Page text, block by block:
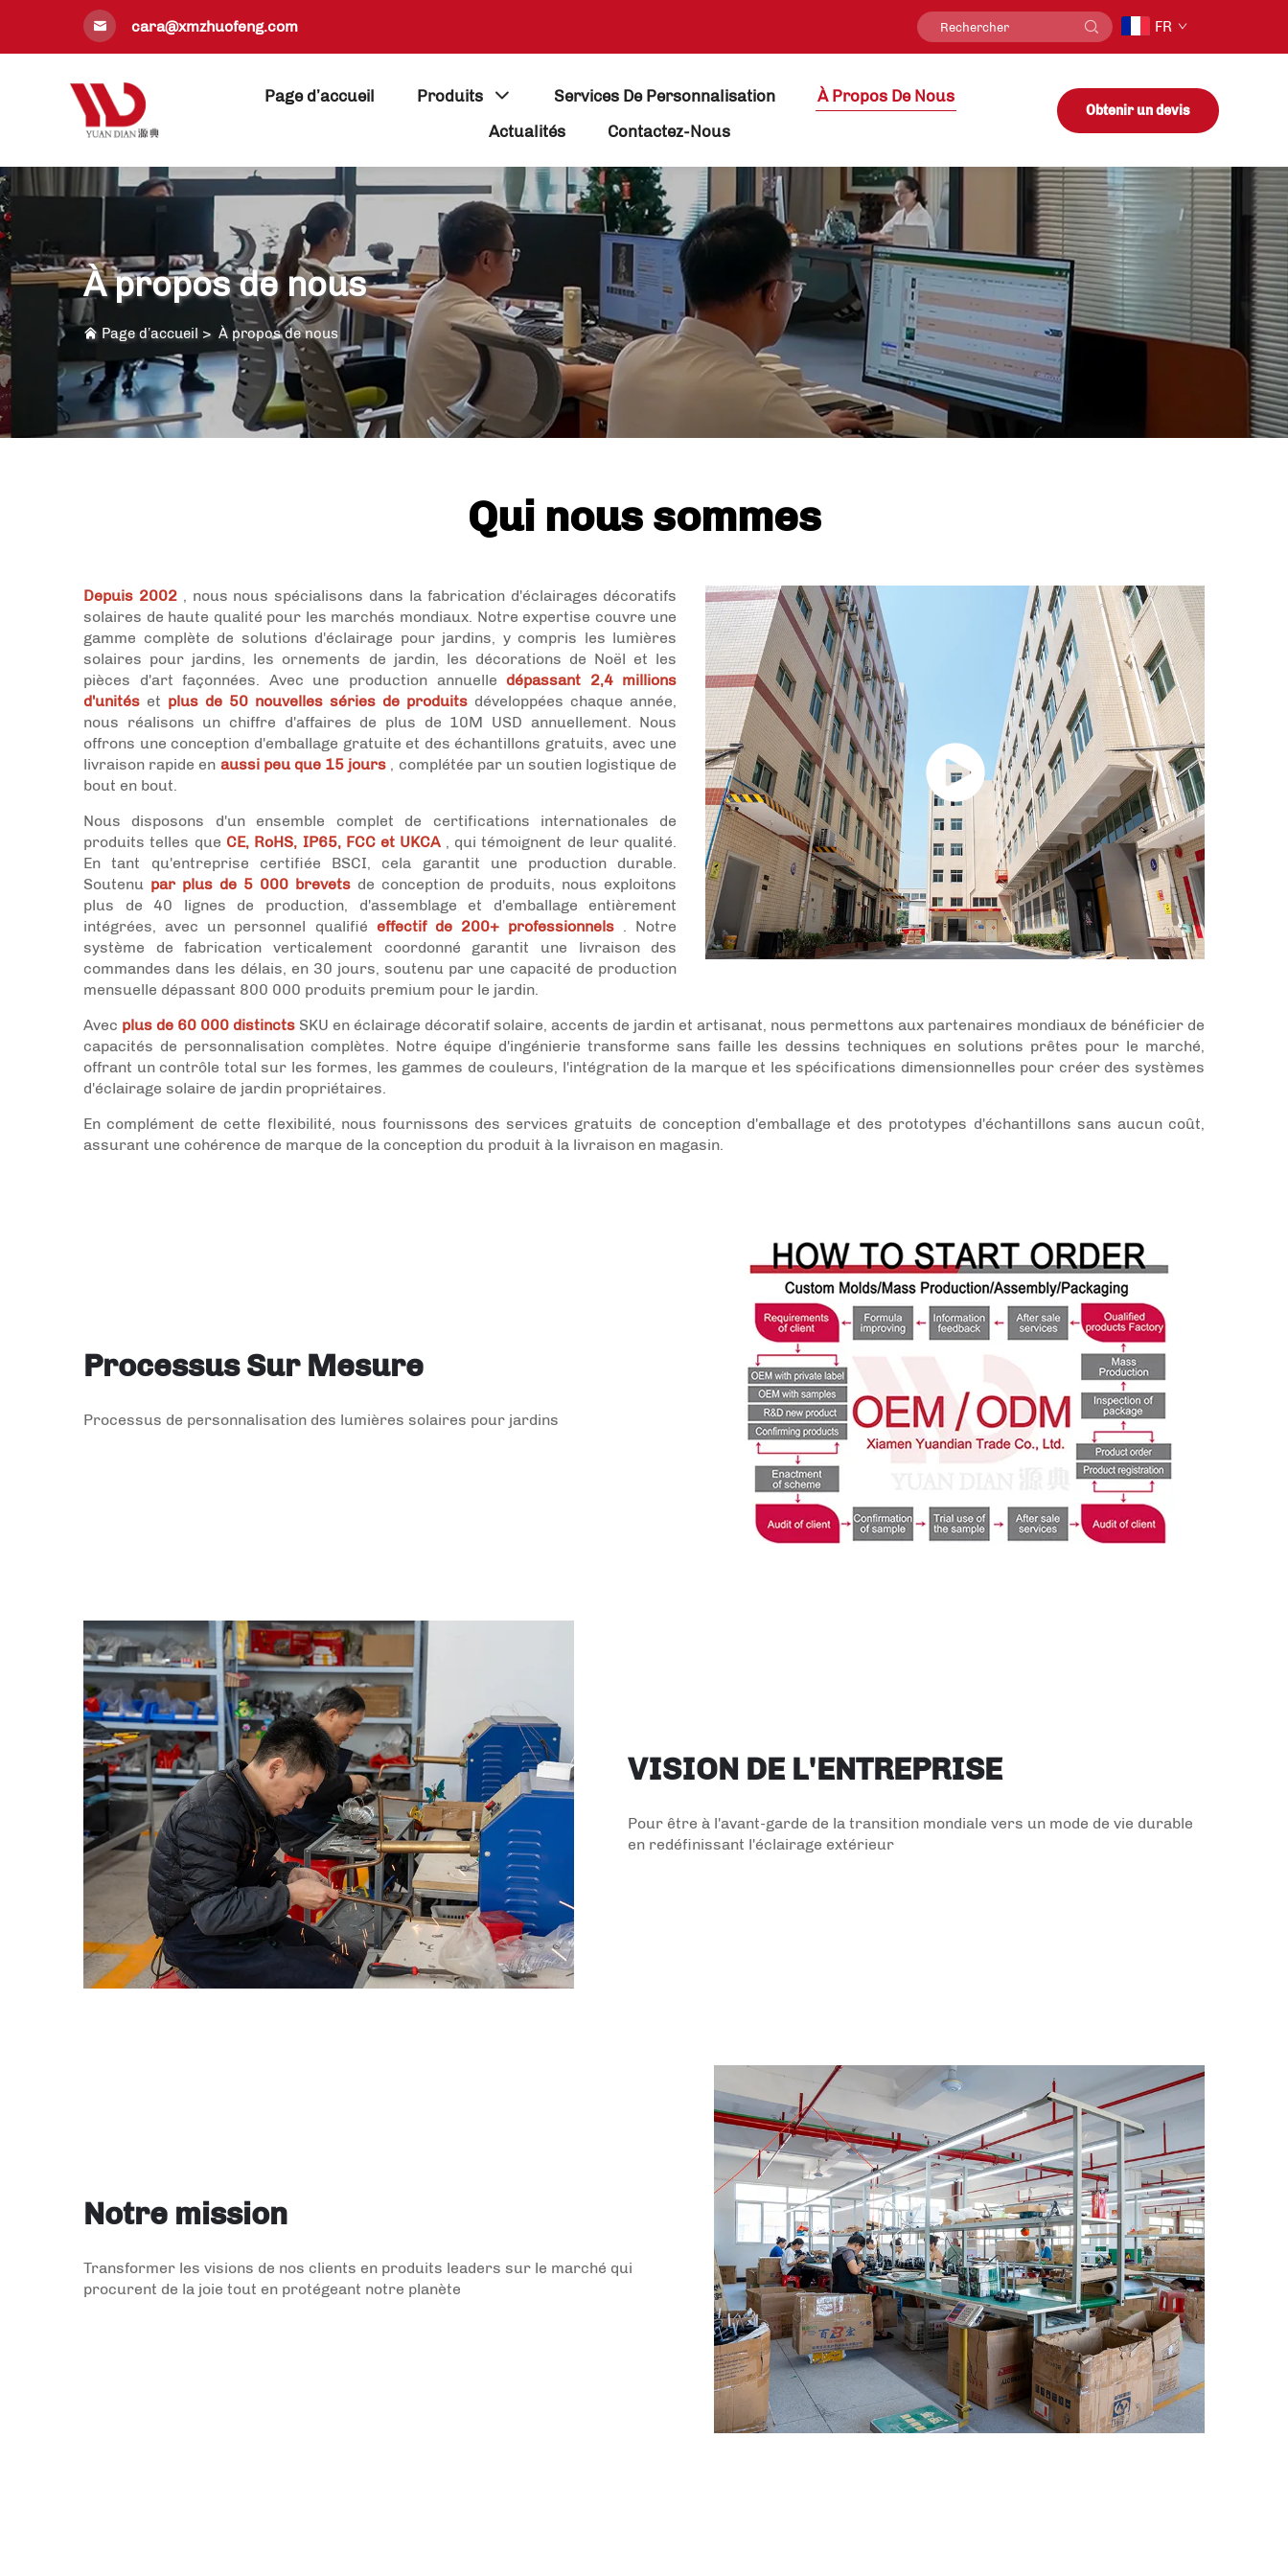
cara@xmzhuofeng.com FR
Page d’accueil Produits Services De Personnalisation
À Propos De Nous
Actualités
Contactez-Nous
Obtenir un devis
À propos de nous
Page d’accueil > À propos de nous
Qui nous sommes
Depuis 2002
, nous nous spécialisons dans la fabrication d'éclairages décoratifs
solaires de haute qualité pour les marchés mondiaux. Notre expertise couvre une
gamme complète de solutions d'éclairage pour jardins, y compris les lumières
solaires pour jardins, les ornements de jardin, les décorations de Noël et les
pièces d'art façonnées. Avec une production annuelledépassant 2,4 millions
d'unités et plus de 50 nouvelles séries de produits développées chaque année,
nous réalisons un chiffre d'affaires de plus de 10M USD annuellement. Nous
offrons une conception d'emballage gratuite et des échantillons gratuits, avec une
livraison rapide en aussi peu que 15 jours
, complétée par un soutien logistique de
bout en bout.
Nous disposons d'un ensemble complet de certifications internationales de
produits telles que CE, RoHS, IP65, FCC et UKCA
, qui témoignent de leur qualité.
En tant qu'entreprise certifiée BSCI, cela garantit une production durable.
Soutenu par plus de 5 000 brevets de conception de produits, nous exploitons
plus de 40 lignes de production, d'assemblage et d'emballage entièrement
intégrées, avec un personnel qualifié effectif de 200+ professionnels
. Notre
système de fabrication verticalement coordonné garantit une livraison des
commandes dans les délais, en 30 jours, soutenu par une capacité de production
mensuelle dépassant 800 000 produits premium pour le jardin.
Avec plus de 60 000 distincts SKU en éclairage décoratif solaire, accents de jardin et artisanat, nous permettons aux partenaires mondiaux de bénéficier de
capacités de personnalisation complètes. Notre équipe d'ingénierie transforme sans faille les dessins techniques en solutions prêtes pour le marché,
offrant un contrôle total sur les formes, les gammes de couleurs, l'intégration de la marque et les spécifications dimensionnelles pour créer des systèmes
d'éclairage solaire de jardin propriétaires.
En complément de cette flexibilité, nous fournissons des services gratuits de conception d'emballage et des prototypes d'échantillons sans aucun coût,
assurant une cohérence de marque de la conception du produit à la livraison en magasin.
Processus Sur Mesure
Processus de personnalisation des lumières solaires pour jardins
VISION DE L'ENTREPRISE
Pour être à l'avant-garde de la transition mondiale vers un mode de vie durable
en redéfinissant l'éclairage extérieur
Notre mission
Transformer les visions de nos clients en produits leaders sur le marché qui
procurent de la joie tout en protégeant notre planète